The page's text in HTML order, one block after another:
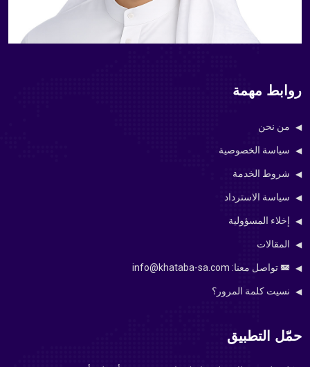
روابط مهمة
من نحن
سياسة الخصوصية
شروط الخدمة
سياسة الاسترداد
إخلاء المسؤولية
المقالات
تواصل معنا: info@khataba-sa.com
نسيت كلمة المرور؟
حمّل التطبيق